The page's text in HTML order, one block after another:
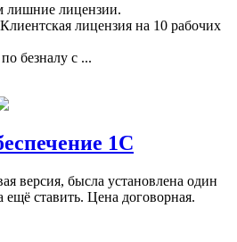
лишние лицензии.
лицензия на 10 рабочих
безналу с ...
1С
версия, бысла установлена один
ещё ставить. Цена договорная.